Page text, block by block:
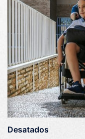
Desatados